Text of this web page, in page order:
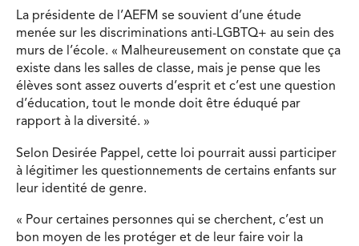
La présidente de l’AEFM se souvient d’une étude
menée sur les discriminations anti-LGBTQ+ au sein des
murs de l’école. « Malheureusement on constate que ça
existe dans les salles de classe, mais je pense que les
élèves sont assez ouverts d’esprit et c’est une question
d’éducation, tout le monde doit être éduqué par
rapport à la diversité. »
Selon Desirée Pappel, cette loi pourrait aussi participer
à légitimer les questionnements de certains enfants sur
leur identité de genre.
« Pour certaines personnes qui se cherchent, c’est un
bon moyen de les protéger et de leur faire voir la